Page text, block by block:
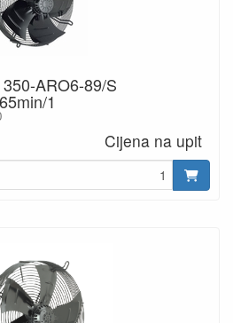
ARO6-89/S
1
Cijena na upit